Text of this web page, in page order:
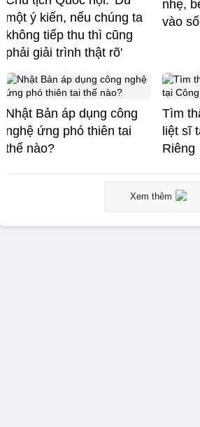
một ý kiến, nếu chúng ta
không tiếp thu thì cũng
phải giải trình thật rõ'
nhẹ,
vào
Nhật Bản áp dụng công
nghệ ứng phó thiên tai
thế nào?
Tìm
liệt sĩ
Riêng
Xem thêm